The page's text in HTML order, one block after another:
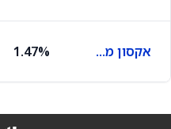
אקסון מובייל 1.47%